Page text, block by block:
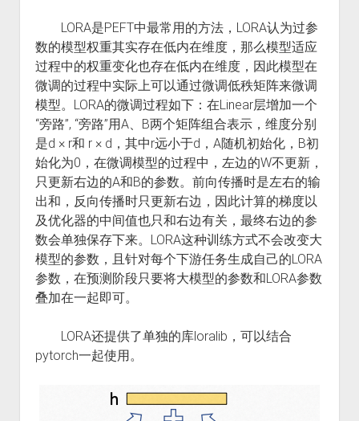
LORA是PEFT中最常用的方法，LORA认为过参
数的模型权重其实存在低内在维度，那么模型适应
过程中的权重变化也存在低内在维度，因此模型在
微调的过程中实际上可以通过微调低秩矩阵来微调
模型。LORA的微调过程如下：在Linear层增加一个
“旁路”, “旁路”用A、B两个矩阵组合表示，维度分别
是d × r和 r × d，其中r远小于d，A随机初始化，B初
始化为0，在微调模型的过程中，左边的W不更新，
只更新右边的A和B的参数。前向传播时是左右的输
出和，反向传播时只更新右边，因此计算的梯度以
及优化器的中间值也只和右边有关，最终右边的参
数会单独保存下来。LORA这种训练方式不会改变大
模型的参数，且针对每个下游任务生成自己的LORA
参数，在预测阶段只要将大模型的参数和LORA参数
叠加在一起即可。
LORA还提供了单独的库loralib，可以结合
pytorch一起使用。